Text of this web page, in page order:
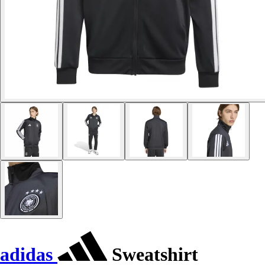
adidas Sweatshirt